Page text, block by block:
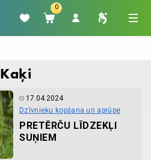
0
Kaķi
17.04.2024
Dzīvnieku kopšana un aprūpe
PRETĒRČU LĪDZEKĻI
SUŅIEM